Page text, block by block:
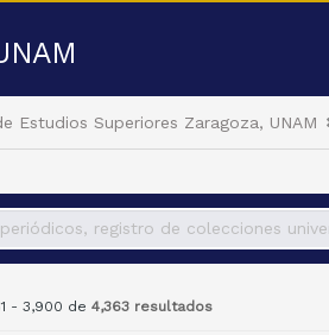
Estudios Superiores Zaragoza, UNAM
- 3,900 de 4,363 resultados